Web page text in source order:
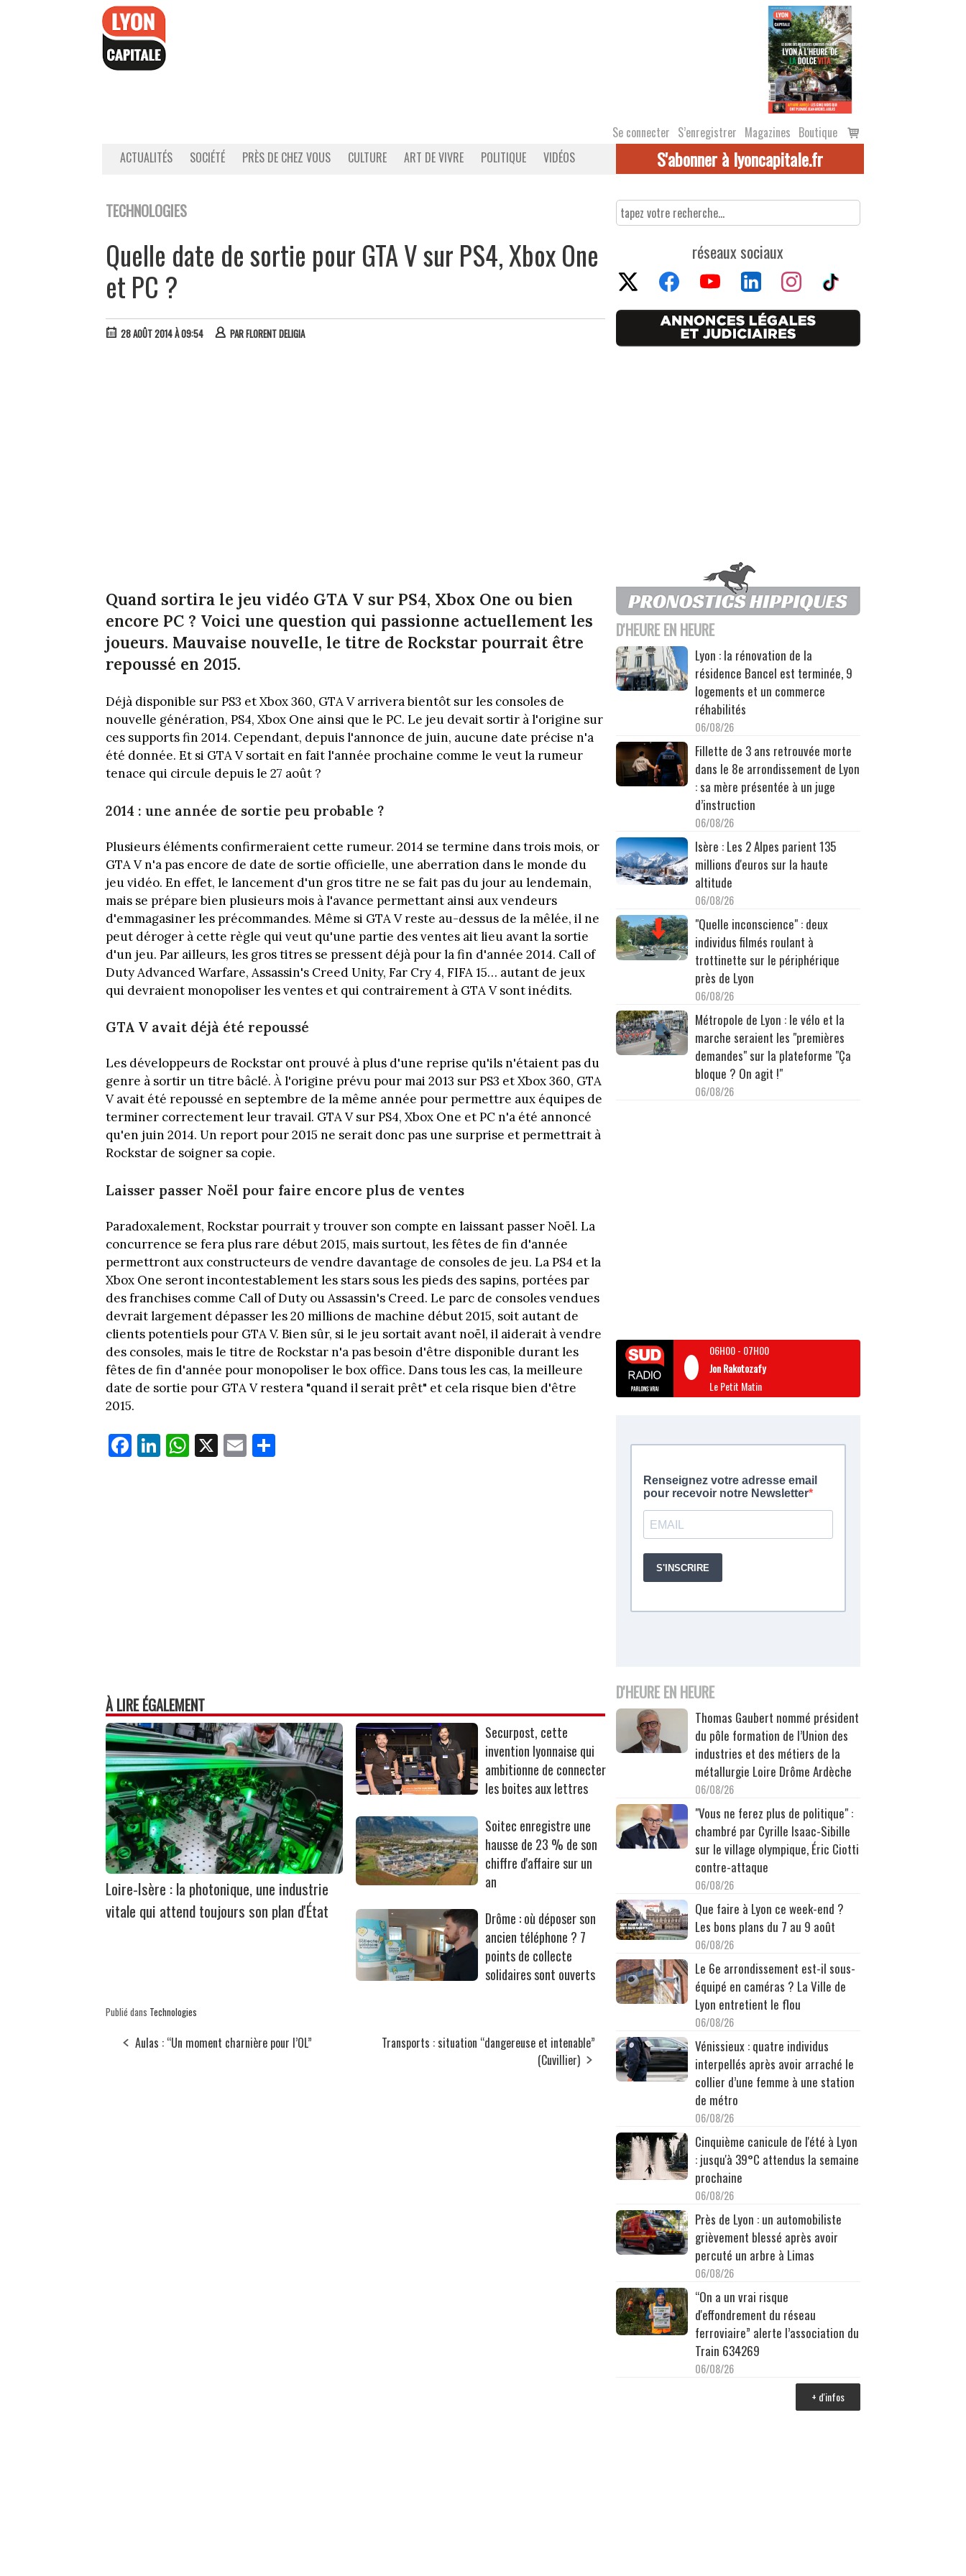
Se connecter S’enregistrer Magazines Boutique
Voir
le
ACTUALITÉS SOCIÉTÉ PRÈS DE CHEZ VOUS CULTURE ART DE VIVRE POLITIQUE VIDÉOS S'abonner à lyoncapitale.fr
TECHNOLOGIES
Quelle date de sortie pour GTA V sur PS4, Xbox One
et PC ?
28 AOÛT 2014 À 09:54 PARFLORENT DELIGIA
Quand sortira le jeu vidéo GTA V sur PS4, Xbox One ou bien
encore PC ? Voici une question qui passionne actuellement les
joueurs. Mauvaise nouvelle, le titre de Rockstar pourrait être
repoussé en 2015.
Déjà disponible sur PS3 et Xbox 360, GTA V arrivera bientôt sur les consoles de
nouvelle génération, PS4, Xbox One ainsi que le PC. Le jeu devait sortir à l'origine sur
ces supports fin 2014. Cependant, depuis l'annonce de juin, aucune date précise n'a
été donnée. Et si GTA V sortait en fait l'année prochaine comme le veut la rumeur
tenace qui circule depuis le 27 août ?
2014 : une année de sortie peu probable ?
Plusieurs éléments confirmeraient cette rumeur. 2014 se termine dans trois mois, or
GTA V n'a pas encore de date de sortie officielle, une aberration dans le monde du
jeu vidéo. En effet, le lancement d'un gros titre ne se fait pas du jour au lendemain,
mais se prépare bien plusieurs mois à l'avance permettant ainsi aux vendeurs
d'emmagasiner les précommandes. Même si GTA V reste au-dessus de la mêlée, il ne
peut déroger à cette règle qui veut qu'une partie des ventes ait lieu avant la sortie
d'un jeu. Par ailleurs, les gros titres se pressent déjà pour la fin d'année 2014. Call of
Duty Advanced Warfare, Assassin's Creed Unity, Far Cry 4, FIFA 15… autant de jeux
qui devraient monopoliser les ventes et qui contrairement à GTA V sont inédits.
GTA V avait déjà été repoussé
Les développeurs de Rockstar ont prouvé à plus d'une reprise qu'ils n'étaient pas du
genre à sortir un titre bâclé. À l'origine prévu pour mai 2013 sur PS3 et Xbox 360, GTA
V avait été repoussé en septembre de la même année pour permettre aux équipes de
terminer correctement leur travail. GTA V sur PS4, Xbox One et PC n'a été annoncé
qu'en juin 2014. Un report pour 2015 ne serait donc pas une surprise et permettrait à
Rockstar de soigner sa copie.
Laisser passer Noël pour faire encore plus de ventes
Paradoxalement, Rockstar pourrait y trouver son compte en laissant passer Noël. La
concurrence se fera plus rare début 2015, mais surtout, les fêtes de fin d'année
permettront aux constructeurs de vendre davantage de consoles de jeu. La PS4 et la
Xbox One seront incontestablement les stars sous les pieds des sapins, portées par
des franchises comme Call of Duty ou Assassin's Creed. Le parc de consoles vendues
devrait largement dépasser les 20 millions de machine début 2015, soit autant de
clients potentiels pour GTA V. Bien sûr, si le jeu sortait avant noël, il aiderait à vendre
des consoles, mais le titre de Rockstar n'a pas besoin d'être disponible durant les
fêtes de fin d'année pour monopoliser le box office. Dans tous les cas, la meilleure
date de sortie pour GTA V restera "quand il serait prêt" et cela risque bien d'être
2015.
Fa
ce
Li
nk
W
ha
X E
m
À LIRE ÉGALEMENT
Loire-Isère : la photonique, une industrie
vitale qui attend toujours son plan d'État
Securpost, cette
invention lyonnaise qui
ambitionne de connecter
les boites aux lettres
Soitec enregistre une
hausse de 23 % de son
chiffre d'affaire sur un
an
Drôme : où déposer son
ancien téléphone ? 7
points de collecte
solidaires sont ouverts
Publié dans Technologies
Aulas : “Un moment charnière pour l’OL”
Transports : situation “dangereuse et intenable”
(Cuvillier)
réseaux sociaux
D'HEURE EN HEURE
Lyon : la rénovation de la
résidence Bancel est terminée, 9
logements et un commerce
réhabilités
06/08/26
Fillette de 3 ans retrouvée morte
dans le 8e arrondissement de Lyon
: sa mère présentée à un juge
d’instruction
06/08/26
Isère : Les 2 Alpes parient 135
millions d'euros sur la haute
altitude
06/08/26
"Quelle inconscience" : deux
individus filmés roulant à
trottinette sur le périphérique
près de Lyon
06/08/26
Métropole de Lyon : le vélo et la
marche seraient les "premières
demandes" sur la plateforme "Ça
bloque ? On agit !"
06/08/26
06H00- 07H00
Jon Rakotozafy
Le Petit Matin
D'HEURE EN HEURE
Thomas Gaubert nommé président
du pôle formation de l’Union des
industries et des métiers de la
métallurgie Loire Drôme Ardèche
06/08/26
"Vous ne ferez plus de politique" :
chambré par Cyrille Isaac-Sibille
sur le village olympique, Éric Ciotti
contre-attaque
06/08/26
Que faire à Lyon ce week-end ?
Les bons plans du 7 au 9 août
06/08/26
Le 6e arrondissement est-il sous-
équipé en caméras ? La Ville de
Lyon entretient le flou
06/08/26
Vénissieux : quatre individus
interpellés après avoir arraché le
collier d’une femme à une station
de métro
06/08/26
Cinquième canicule de l'été à Lyon
: jusqu'à 39°C attendus la semaine
prochaine
06/08/26
Près de Lyon : un automobiliste
grièvement blessé après avoir
percuté un arbre à Limas
06/08/26
“On a un vrai risque
d'effondrement du réseau
ferroviaire” alerte l’association du
Train 634269
06/08/26
+ d'infos